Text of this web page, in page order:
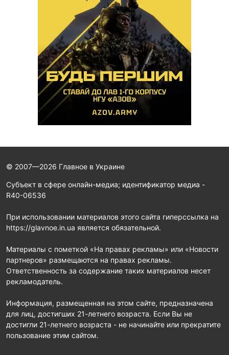
© 2007—2026 Главное в Украине
Субъект в сфере онлайн-медиа; идентификатор медиа -
R40-06536
При использовании материалов этого сайта гиперссылка на
https://glavnoe.in.ua является обязательной.
Материалы с пометкой «На правах рекламы» или «Новости
партнеров» размещаются на правах рекламы.
Ответственность за содержание таких материалов несет
рекламодатель.
Информация, размещенная на этом сайте, предназначена
для лиц, достигших 21-летнего возраста. Если Вы не
достигли 21-летнего возраста - не начинайте или прекратите
пользование этим сайтом.